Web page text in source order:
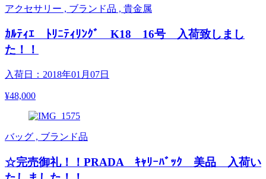
アクセサリー , ブランド品 , 貴金属
ｶﾙﾃｨｴ ﾄﾘﾆﾃｨﾘﾝｸﾞ K18 16号 入荷致しまし
た！！
入荷日：2018年01月07日
¥48,000
バッグ , ブランド品
☆完売御礼！！PRADA ｷｬﾘｰﾊﾞｯｸ 美品 入荷い